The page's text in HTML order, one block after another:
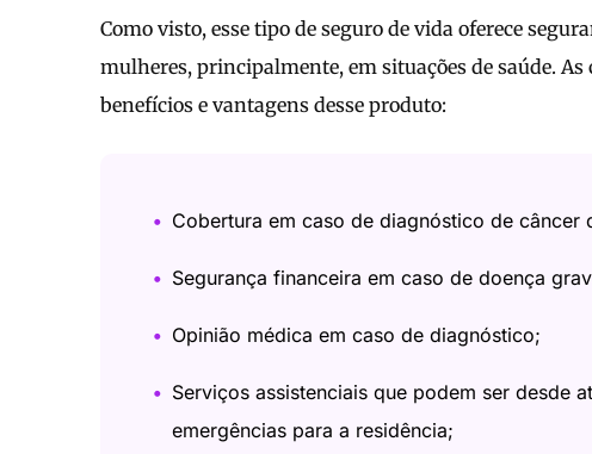
Como visto, esse tipo de seguro de vida oferece
mulheres, principalmente, em situações de saúde.
benefícios e vantagens desse produto:
Cobertura em caso de diagnóstico de câncer
Segurança financeira em caso de doença
Opinião médica em caso de diagnóstico;
Serviços assistenciais que podem ser desde
emergências para a residência;